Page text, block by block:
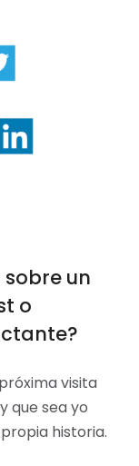
un
o
visita
que sea yo
historia.